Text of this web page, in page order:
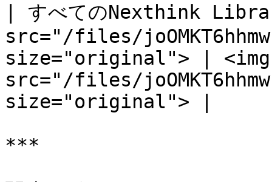
| すべてのNexthink
src="/files/
size="original"> | <img
src="/files/
size="original"> |
***